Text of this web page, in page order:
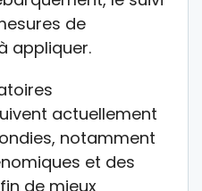
de
appliquer.
actuellement
notamment
et des
de mieux